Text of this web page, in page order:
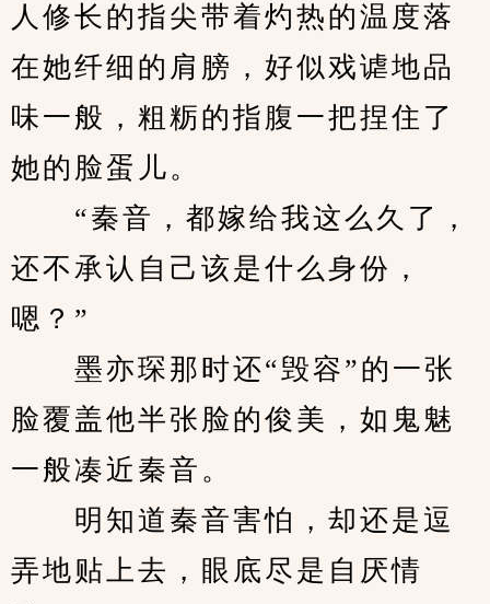
人修长的指尖带着灼热的温度落
在她纤细的肩膀，好似戏谑地品
味一般，粗粝的指腹一把捏住了
她的脸蛋儿。
“秦音，都嫁给我这么久了，
还不承认自己该是什么身份，
嗯？”
墨亦琛那时还“毁容”的一张
脸覆盖他半张脸的俊美，如鬼魅
一般凑近秦音。
明知道秦音害怕，却还是逗
弄地贴上去，眼底尽是自厌情